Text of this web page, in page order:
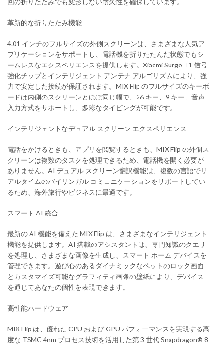
回の折りたたみでも変形しない耐久性を確保しています。
革新的な折りたたみ機能
4.01 インチのフルサイズの外側スクリーンは、さまざまな人気ア
プリケーションをサポートし、電話機を折りたたんだ状態でもシ
ームレスなエクスペリエンスを提供します。Xiaomi Surge T1 信号
強化チップとインテリジェント アンテナ アルゴリズムにより、強
力で安定した接続が保証されます。MIX Flip のフルサイズのキーボ
ードは内側のスクリーンとほぼ同じ幅で、26 キー、9 キー、音声
入力方式をサポートし、多彩なタイピングが可能です。
インテリジェントなデュアル スクリーン エクスペリエンス
電話をかけるときも、アプリを閲覧するときも、MIX Flip の外側ス
クリーンは複数のタスクを処理できるため、電話機を開く必要が
ありません。AI デュアル スクリーン翻訳機能は、複数の言語でリ
アルタイムのバイリンガル コミュニケーションをサポートしてい
るため、海外旅行やビジネスに最適です。
スマート AI 統合
最新の AI 機能を備えた MIX Flip は、さまざまなインテリジェント
機能を提供します。AI 搭載のアシスタントは、専門知識のクエリ
を処理し、さまざまな画像を生成し、スマート ホーム デバイスを
管理できます。遊び心のあるダイナミックなペットのロック画面
とカスタマイズ可能なグラフィティ画像の壁紙により、デバイス
を通じてあなたの個性を表現できます。
高性能ハードウェア
MIX Flip は、優れた CPU および GPU パフォーマンスを実現する高
度な TSMC 4nm プロセス技術を活用した第 3 世代 Snapdragon® 8